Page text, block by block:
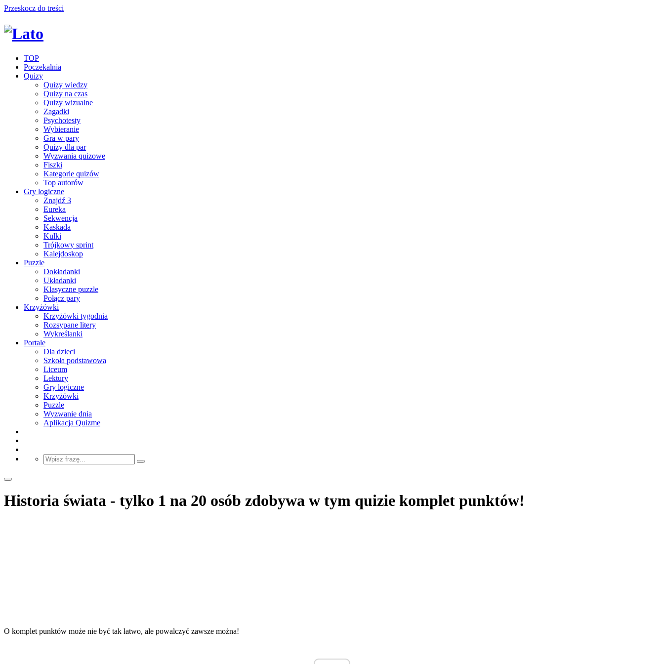
Przeskocz do treści
TOP
Poczekalnia
Quizy
Quizy wiedzy
Quizy na czas
Quizy wizualne
Zagadki
Psychotesty
Wybieranie
Gra w pary
Quizy dla par
Wyzwania quizowe
Fiszki
Kategorie quizów
Top autorów
Gry logiczne
Znajdź 3
Eureka
Sekwencja
Kaskada
Kulki
Trójkowy sprint
Kalejdoskop
Puzzle
Dokładanki
Układanki
Klasyczne puzzle
Połącz pary
Krzyżówki
Krzyżówki tygodnia
Rozsypane litery
Wykreślanki
Portale
Dla dzieci
Szkoła podstawowa
Liceum
Lektury
Gry logiczne
Krzyżówki
Puzzle
Wyzwanie dnia
Aplikacja Quizme
Historia świata - tylko 1 na 20 osób zdobywa w tym quizie komplet punktów!
O komplet punktów może nie być tak łatwo, ale powalczyć zawsze można!